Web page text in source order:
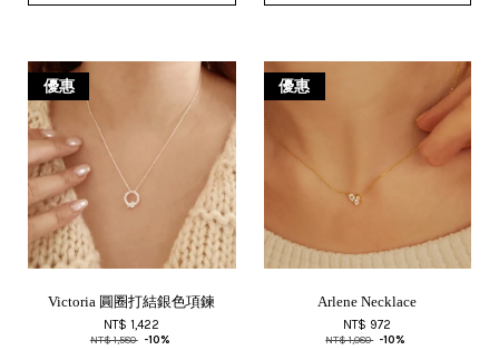
優惠
Victoria 圓圈打結銀色項鍊
NT$ 1,422
NT$ 1,580 -10%
優惠
Arlene Necklace
NT$ 972
NT$ 1,080 -10%